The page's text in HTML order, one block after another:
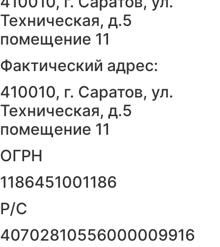
Техническая, д.5
помещение 11
Фактический адрес:
410010, г. Саратов, ул.
Техническая, д.5
помещение 11
ОГРН
1186451001186
Р/С
40702810556000009916